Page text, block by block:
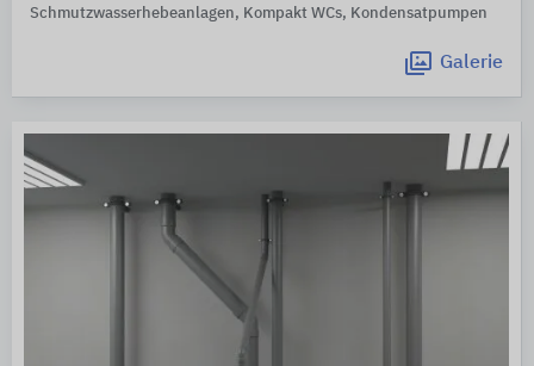
Schmutzwasserhebeanlagen, Kompakt WCs, Kondensatpumpen
Galerie